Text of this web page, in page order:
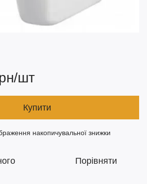
шт
Купити
накопичувальної знижки
Порівняти